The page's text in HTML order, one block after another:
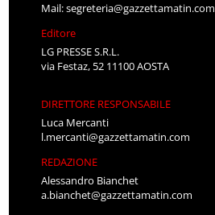
Mail:segreteria@gazzettamatin.com
Editore
LG PRESSE S.R.L.
via Festaz, 52 11100 AOSTA
DIRETTORE RESPONSABILE
Luca Mercanti
l.mercanti@gazzettamatin.com
REDAZIONE
Alessandro Bianchet
a.bianchet@gazzettamatin.com